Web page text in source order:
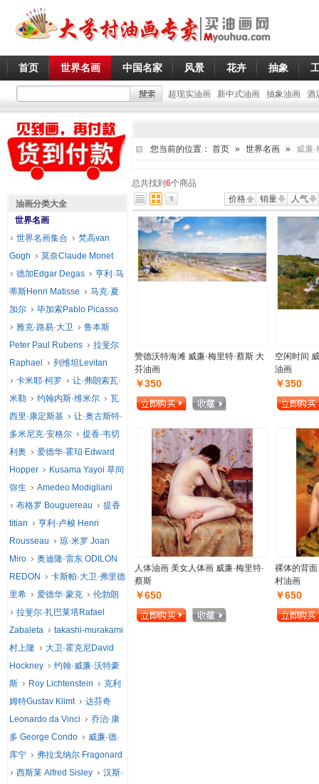
首页 世界名画 中国名家 风景 花卉 抽象
超现实油画 新中式油画 抽象油画 酒
您当前的位置： 首页 » 世界名画 » 威廉
总共找到 6个商品
价格
销量 人气
赞德沃特海滩 威廉·梅里特·蔡斯 大
芬油画
￥350
空闲时间
油画
￥350
人体油画 美女人体画 威廉·梅里特·
蔡斯
￥650
裸体的背面
村油画
￥650
油画分类大全
世界名画
世界名画集合
梵高van
Gogh
莫奈Claude Monet
德加Edgar Degas
亨利·马
蒂斯Henri Matisse
马克·夏
加尔
毕加索Pablo Picasso
雅克·路易·大卫
鲁本斯
Peter Paul Rubens
拉斐尔
Raphael
列维坦Levitan
卡米耶·柯罗
让·弗朗索瓦·
米勒
约翰内斯·维米尔
瓦
西里·康定斯基
让·奥古斯特·
多米尼克·安格尔
提香·韦切
利奥
爱德华·霍珀 Edward
Hopper
Kusama Yayoi 草间
弥生
Amedeo Modigliani
布格罗 Bouguereau
提香
titian
亨利·卢梭 Henri
Rousseau
琼·米罗 Joan
Miro
奥迪隆·雷东 ODILON
REDON
卡斯帕·大卫·弗里德
里希
爱德华·蒙克
伦勃朗
拉斐尔·扎巴莱塔Rafael
Zabaleta
takashi-murakami
村上隆
大卫·霍克尼David
Hockney
约翰·威廉·沃特豪
斯
Roy Lichtenstein
克利
姆特Gustav Klimt
达芬奇
Leonardo da Vinci
乔治·康
多 George Condo
威廉·德·
库宁
弗拉戈纳尔 Fragonard
西斯莱 Alfred Sisley
汉斯·